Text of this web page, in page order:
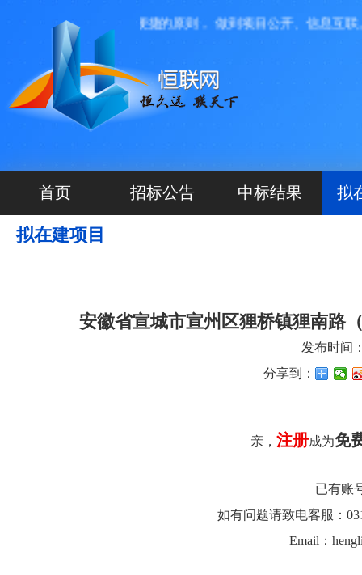
着高效、透明、便捷的原则， 做到项目公开、信息互联。
首页 招标公告 中标结果 拟
拟在建项目
安徽省宣城市宣州区狸桥镇狸南路
发布时间
分享到：
亲， 注册成为免
已有账
如有问题请致电客服：
Email：